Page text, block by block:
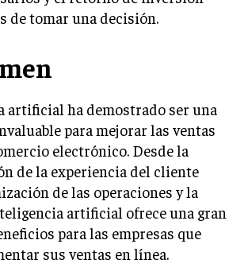
Y STARTUPS TECNOLÓGICAS
DE PROYECTOS
DE OPERACIONES Y CADENA DE
EMPRESARIAL
Y MEJORA CONTINUA
HUMANOS Y GESTIÓN DEL
de tomar una decisión.
artificial ha demostrado ser una
para mejorar las ventas
electrónico. Desde la
de la experiencia del cliente
de las operaciones y la
artificial ofrece una gran
para las empresas que
sus ventas en línea.